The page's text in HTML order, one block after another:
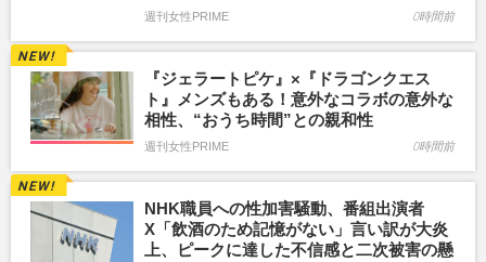
週刊女性PRIME 0時間前
『ジェラートピケ』×『ドラゴンクエス
ト』メンズもある！意外なコラボの意外な
相性、“おうち時間”との親和性
週刊女性PRIME 0時間前
NHK職員への性加害騒動、番組出演者
X「飲酒のため記憶がない」言い訳が大炎
上、ピークに達した不信感と二次被害の懸